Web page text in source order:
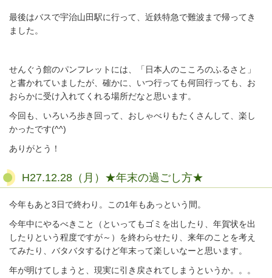
最後はバスで宇治山田駅に行って、近鉄特急で難波まで帰ってき
ました。
せんぐう館のパンフレットには、「日本人のこころのふるさと」
と書かれていましたが、確かに、いつ行っても何回行っても、お
おらかに受け入れてくれる場所だなと思います。
今回も、いろいろ歩き回って、おしゃべりもたくさんして、楽し
かったです(^^)
ありがとう！
H27.12.28（月）★年末の過ごし方★
今年もあと3日で終わり。この1年もあっという間。
今年中にやるべきこと（といってもゴミを出したり、年賀状を出
したりという程度ですが～）を終わらせたり、来年のことを考え
てみたり、バタバタするけど年末って楽しいなーと思います。
年が明けてしまうと、現実に引き戻されてしまうというか。。。